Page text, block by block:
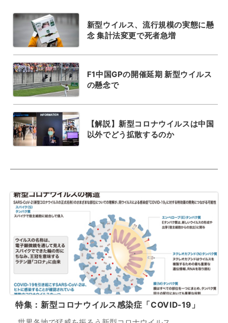
新型ウイルス、流行規模の実態に懸
念 集計法変更で死者急増
F1中国GPの開催延期 新型ウイルス
の懸念で
【解説】新型コロナウイルスは中国
以外でどう拡散するのか
特集：新型コロナウイルス感染症「COVID-19」